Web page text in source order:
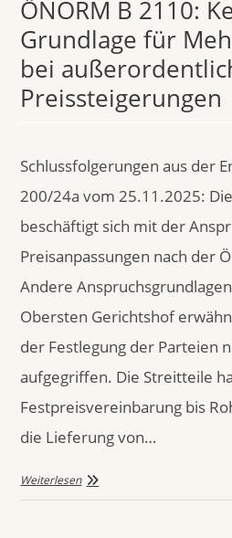
ÖNORM B 2110:
Grundlage für
bei
Preissteigerungen
Schlussfolgerungen aus der
200/24a vom 25.11.2025:
beschäftigt sich mit der
Preisanpassungen nach der
Andere
Obersten Gerichtshof
der Festlegung der Parteien
aufgegriffen. Die Streitteile
Festpreisvereinbarung bis
die Lieferung von…
Weiterlesen